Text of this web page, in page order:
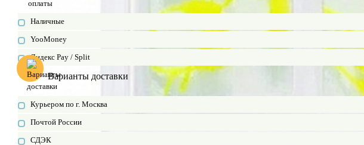
Наличные
YooMoney
Яндекс Pay / Split
Варианты доставки
Курьером по г. Москва
Почтой России
СДЭК